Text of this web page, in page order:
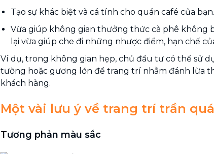
Tạo sự khác biệt và cá tính cho quán café của bạn.
Vừa giúp không gian thưởng thức cà phê không
lại vừa giúp che đi những nhược điểm, hạn chế
Ví dụ, trong không gian hẹp, chủ đầu tư có thể sử
tường hoặc gương lớn để trang trí nhằm đánh lừa
khách hàng.
Một vài lưu ý về trang trí trần
Tương phản màu sắc